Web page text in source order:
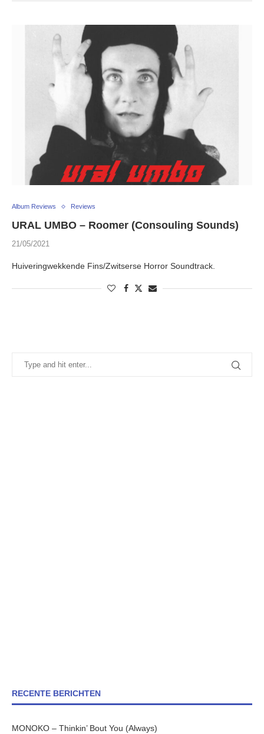
Album Reviews Reviews
URAL UMBO – Roomer (Consouling Sounds)
21/05/2021
Huiveringwekkende Fins/Zwitserse Horror Soundtrack.
RECENTE BERICHTEN
MONOKO – Thinkin’ Bout You (Always)